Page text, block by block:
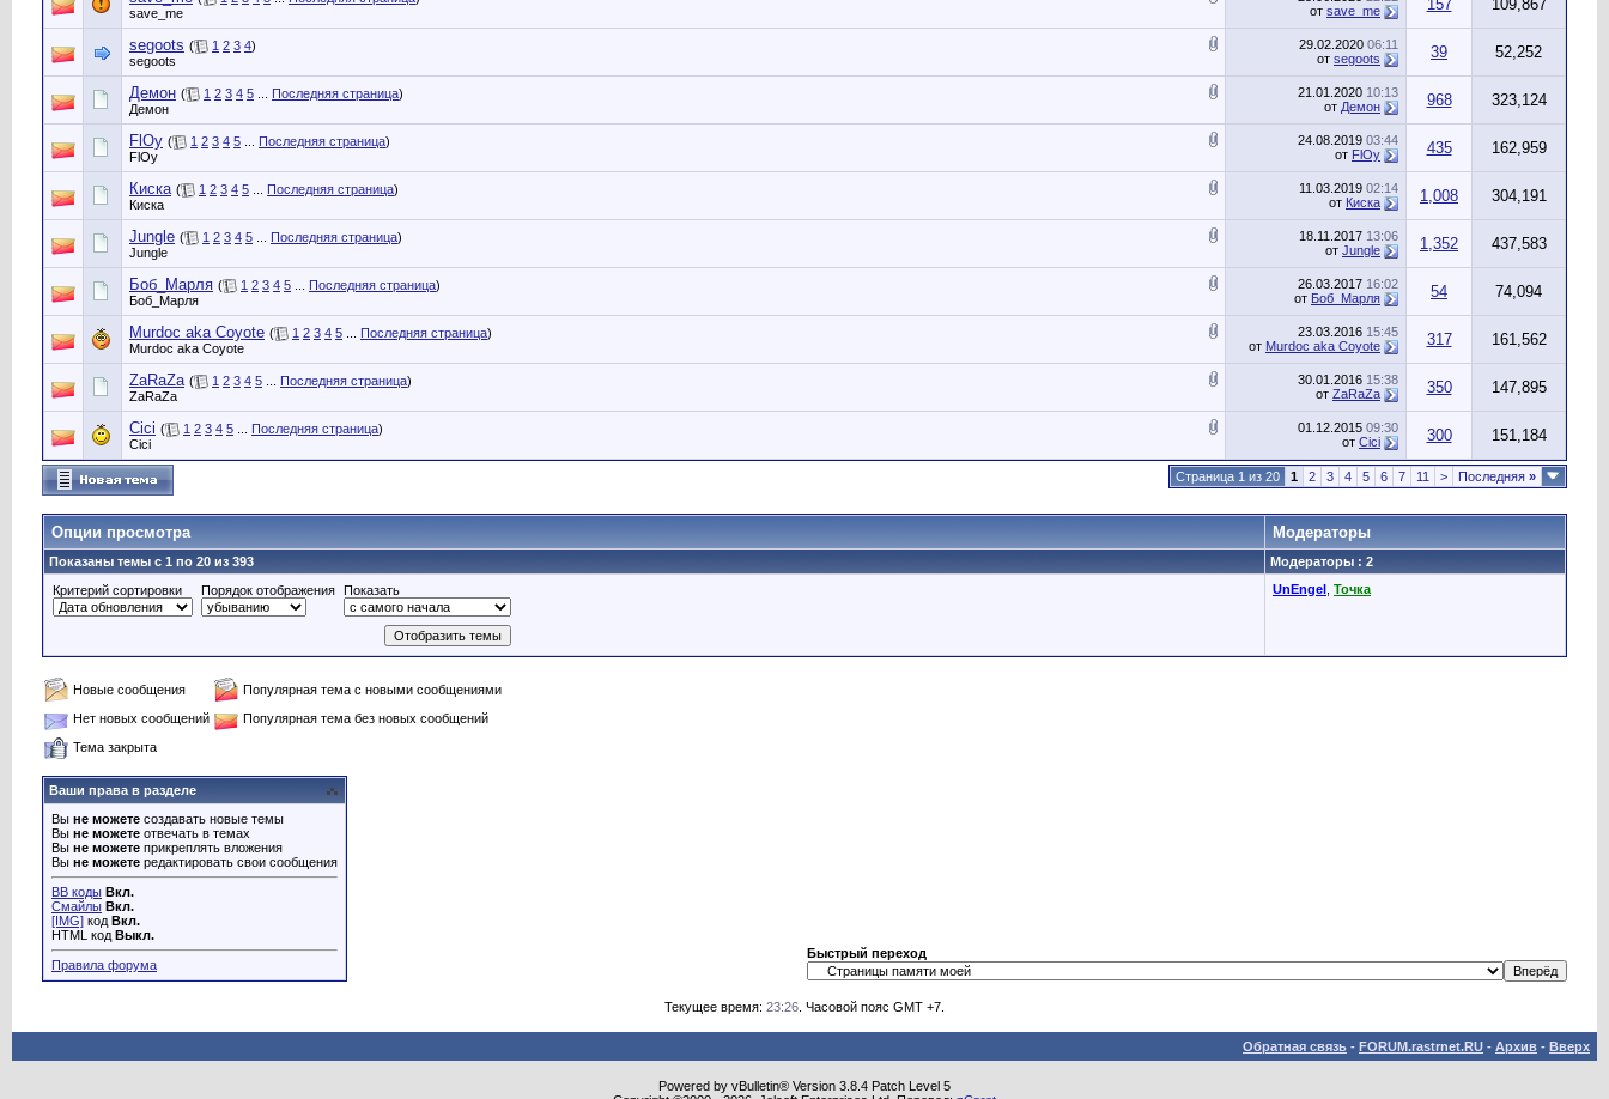
save_me
от save_me 157 109,867
segoots ( 1 2 3 4)
segoots
29.02.2020 06:11
от segoots 39 52,252
Демон ( 1 2 3 4 5 Последняя страница)
Демон
21.01.2020 10:13
от Демон 968 323,124
FlOy ( 1 2 3 4 5 Последняя страница)
FlOy
24.08.2019 03:44
от FlOy 435 162,959
Киска ( 1 2 3 4 5 Последняя страница)
Киска
11.03.2019 02:14
от Киска 1,008 304,191
Jungle ( 1 2 3 4 5 Последняя страница)
Jungle
18.11.2017 13:06
от Jungle 1,352 437,583
Боб_Марля ( 1 2 3 4 5 Последняя страница)
Боб_Марля
26.03.2017 16:02
от Боб_Марля 54 74,094
Murdoc aka Coyote ( 1 2 3 4 5 Последняя страница)
Murdoc aka Coyote
23.03.2016 15:45
от Murdoc aka Coyote 317 161,562
ZaRaZa ( 1 2 3 4 5 Последняя страница)
ZaRaZa
30.01.2016 15:38
от ZaRaZa 350 147,895
Cici ( 1 2 3 4 5 Последняя страница)
Cici
01.12.2015 09:30
от Cici 300 151,184
Страница 1 из 20 1 2 3 4 5 6 7 11 > Последняя »
Опции просмотра Модераторы
Показаны темы с 1 по 20 из 393
Модераторы : 2
Критерий сортировки
Порядок отображения Показать UnEngel Точка
Новые сообщения
Популярная тема с новыми сообщениями
Нет новых сообщений
Популярная тема без новых сообщений
Тема закрыта
Ваши права в разделе
Вы не можете создавать новые темы
Вы не можете отвечать в темах
Вы не можете прикреплять вложения
Вы не можете редактировать свои сообщения
BB коды Вкл.
Смайлы Вкл.
[IMG] код Вкл.
HTML код Выкл.
Правила форума
Быстрый переход
Текущее время: 23:26 . Часовой пояс GMT +7.
Обратная связь - FORUM.rastrnet.RU - Архив - Вверх
Powered by vBulletin® Version 3.8.4 Patch Level 5